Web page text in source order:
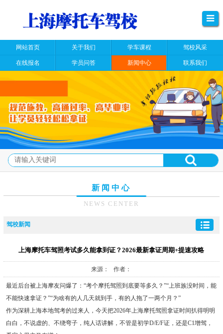
网站首页 关于我们 学车课程 驾校风采
在线报名 学员问答 新闻中心 联系我们
新闻中心
NEWS CENTER
驾校新闻
上海摩托车驾照考试多久能拿到证？2026最新拿证周期+提速攻略
来源： 作者：
最近后台被上海摩友问爆了：“考个摩托驾照到底要等多久？”“上班族没时间，能
不能快速拿证？”“为啥有的人几天就到手，有的人拖了一两个月？”
作为深耕上海本地驾考的过来人，今天把2026年上海摩托驾照拿证时间扒得明明
白白，不说虚的、不绕弯子，纯人话讲解，不管是初学D/E/F证，还是C1增驾，